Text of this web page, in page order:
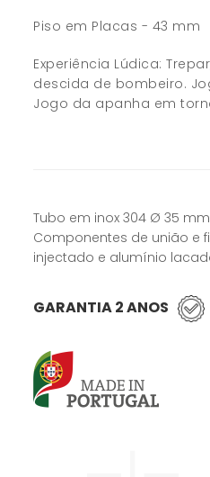
Piso em Placas - 43 mm
Experiência Lúdica:
descida de bombeiro.
Jogo da apanha em
Tubo em inox 304 Ø 35
Componentes de união e
injectado e alumínio
GARANTIA 2 ANOS